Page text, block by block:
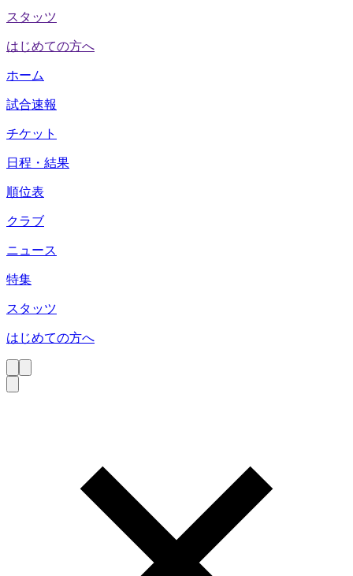
スタッツ
はじめての方へ
ホーム
試合速報
チケット
日程・結果
順位表
クラブ
ニュース
特集
スタッツ
はじめての方へ